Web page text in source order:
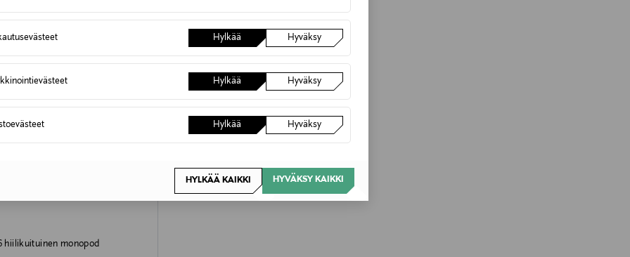
Hylkää Hyväksy
Hylkää Hyväksy
Hylkää Hyväksy
HYLKÄÄ KAIKKI HYVÄKSY KAIKKI
hiilikuituinen monopod